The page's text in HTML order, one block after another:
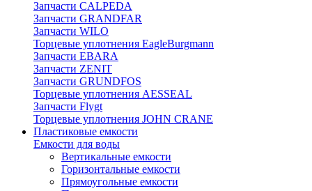
Запчасти CALPEDA
Запчасти GRANDFAR
Запчасти WILO
Торцевые уплотнения EagleBurgmann
Запчасти EBARA
Запчасти ZENIT
Запчасти GRUNDFOS
Торцевые уплотнения AESSEAL
Запчасти Flygt
Торцевые уплотнения JOHN CRANE
Пластиковые емкости
Емкости для воды
Вертикальные емкости
Горизонтальные емкости
Прямоугольные емкости